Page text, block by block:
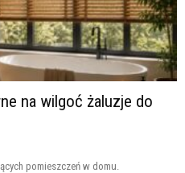
na wilgoć żaluzje do
pomieszczeń w domu.